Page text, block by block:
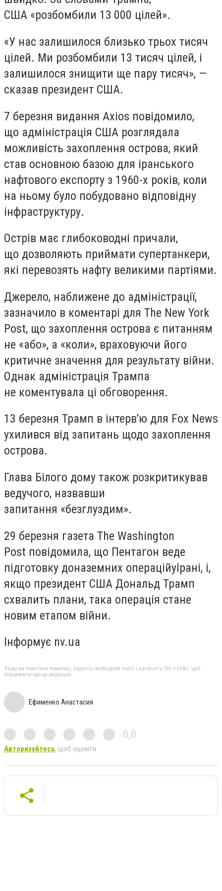
США «розбомбили 13 000 цілей».
«У нас залишилося близько трьох тисяч
цілей. Ми розбомбили 13 тисяч цілей, і
залишилося знищити ще пару тисяч», —
сказав президент США.
7 березня видання Axios повідомило,
що адміністрація США розглядала
можливість захоплення острова, який
став основною базою для іранського
нафтового експорту з 1960-х років, коли
на ньому було побудовано відповідну
інфраструктуру.
Острів має глибоководні причали,
що дозволяють приймати супертанкери,
які перевозять нафту великими партіями.
Джерело, наближене до адміністрації,
зазначило в коментарі для The New York
Post, що захоплення острова є питанням
не «або», а «коли», враховуючи його
критичне значення для результату війни.
Однак адміністрація Трампа
не коментувала ці обговорення.
13 березня Трамп в інтерв'ю для Fox News
ухилився від запитань щодо захоплення
острова.
Глава Білого дому також розкритикував
ведучого, назвавши
запитання «безглуздим».
29 березня газета The Washington
Post повідомила, що Пентагон веде
підготовку доназемних операційуІрані, і,
якщо президент США Дональд Трамп
схвалить плани, така операція стане
новим етапом війни.
Інформує nv.ua
Якщо ви помітили помилку, виділіть необхідний текст і натисніть Ctrl + Enter, щоб
повідомити про це редакцію
Ефименко Анастасия
0,0
Авторизуйтесь, щоб оцінити